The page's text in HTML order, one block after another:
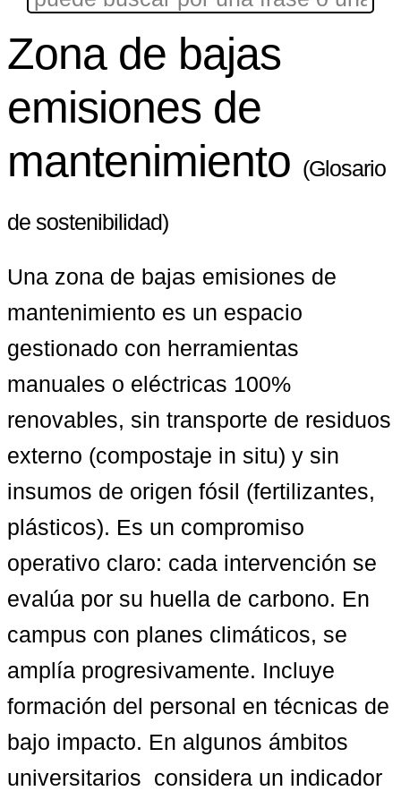
Zona de bajas
emisiones de
mantenimiento (Glosario
de sostenibilidad)
Una zona de bajas emisiones de
mantenimiento es un espacio
gestionado con herramientas
manuales o eléctricas 100%
renovables, sin transporte de residuos
externo (compostaje in situ) y sin
insumos de origen fósil (fertilizantes,
plásticos). Es un compromiso
operativo claro: cada intervención se
evalúa por su huella de carbono. En
campus con planes climáticos, se
amplía progresivamente. Incluye
formación del personal en técnicas de
bajo impacto. En algunos ámbitos
universitarios  considera un indicador